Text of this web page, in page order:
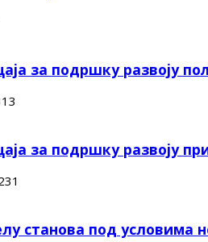
за подршку развоју
за подршку развоју
станова под условима